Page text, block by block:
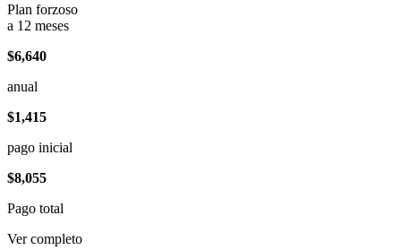
Plan forzoso
a 12 meses
$6,640
anual
$1,415
pago inicial
$8,055
Pago total
Ver completo